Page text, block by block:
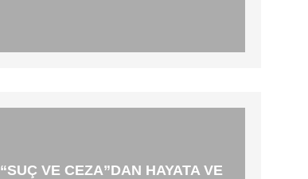
“SUÇ VE CEZA”DAN HAYATA VE